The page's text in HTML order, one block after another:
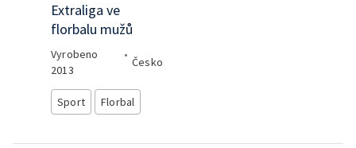
Extraliga ve
florbalu mužů
Vyrobeno
2013
•
Česko
Sport Florbal